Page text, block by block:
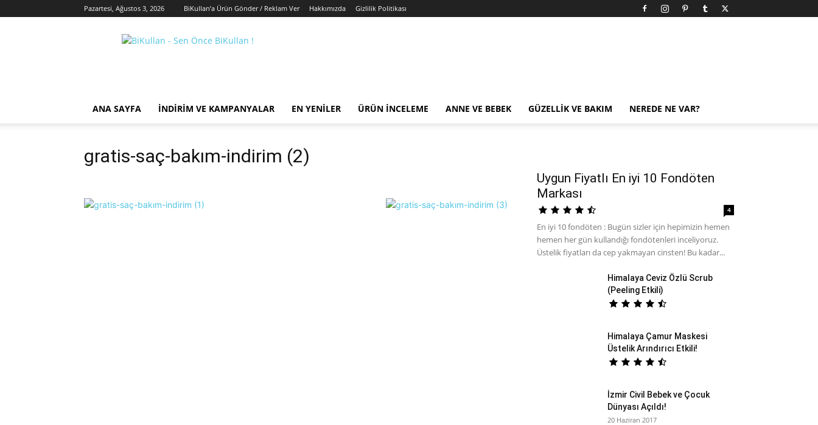
Pazartesi, Ağustos 3, 2026 BiKullan’a Ürün Gönder / Reklam Ver Hakkımızda Gizlilik Politikası
BiKullan
ANA SAYFA İNDIRIM VE KAMPANYALAR EN YENILER ÜRÜN İNCELEME ANNE VE BEBEK GÜZELLIK VE BAKIM NEREDE NE VAR?
gratis-saç-bakım-indirim (2)
Uygun Fiyatlı En iyi 10 Fondöten
Markası
4
En iyi 10 fondöten : Bugün sizler için hepimizin hemen
hemen her gün kullandığı fondötenleri inceliyoruz.
Üstelik fiyatları da cep yakmayan cinsten! Bu kadar...
Himalaya Ceviz Özlü Scrub
(Peeling Etkili)
Himalaya Çamur Maskesi
Üstelik Arındırıcı Etkili!
İzmir Civil Bebek ve Çocuk
Dünyası Açıldı!
20 Haziran 2017